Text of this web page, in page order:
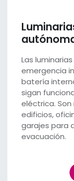
Las
emergencia
batería
sigan
eléctrica.
edificios,
garajes para
evacuación.